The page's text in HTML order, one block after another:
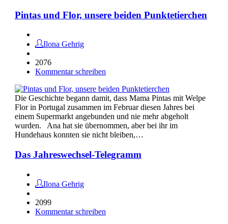
Pintas und Flor, unsere beiden Punktetierchen
Ilona Gehrig
2076
Kommentar schreiben
Die Geschichte begann damit, dass Mama Pintas mit Welpe
Flor in Portugal zusammen im Februar diesen Jahres bei
einem Supermarkt angebunden und nie mehr abgeholt
wurden. Ana hat sie übernommen, aber bei ihr im
Hundehaus konnten sie nicht bleiben,…
Das Jahreswechsel-Telegramm
Ilona Gehrig
2099
Kommentar schreiben